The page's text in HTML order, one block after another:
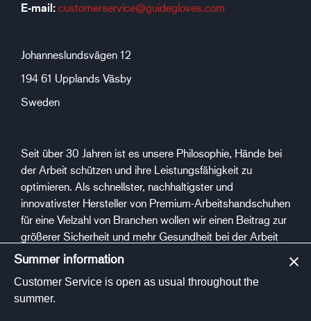
E-mail: customerservice@guidegloves.com
Johanneslundsvägen 12
194 61 Upplands Väsby
Sweden
Seit über 30 Jahren ist es unsere Philosophie, Hände bei
der Arbeit schützen und ihre Leistungsfähigkeit zu
optimieren. Als schnellster, nachhaltigster und
innovativster Hersteller von Premium-Arbeitshandschuhen
für eine Vielzahl von Branchen wollen wir einen Beitrag zur
größerer Sicherheit und mehr Gesundheit bei der Arbeit
leisten.
Sozialen Medien
Summer information
Customer Service is open as usual throughout the
summer.